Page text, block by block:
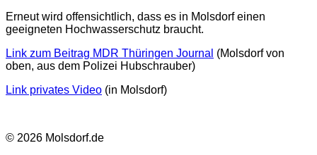
Erneut wird offensichtlich, dass es in Molsdorf einen
geeigneten Hochwasserschutz braucht.
Link zum Beitrag MDR Thüringen Journal (Molsdorf von
oben, aus dem Polizei Hubschrauber)
Link privates Video (in Molsdorf)
© 2026 Molsdorf.de